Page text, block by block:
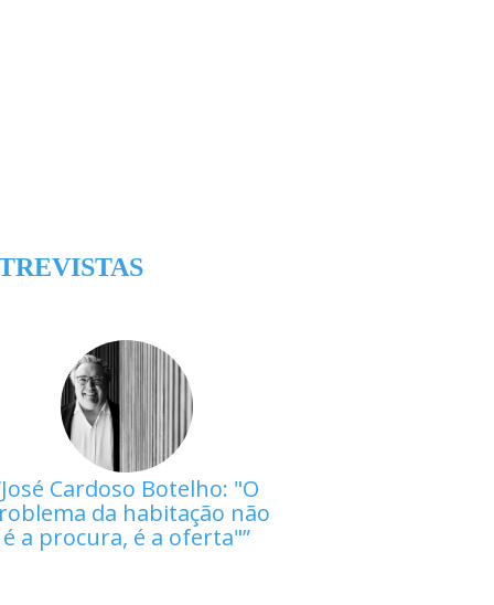
José Cardoso Botelho: "O
da habitação não
é a procura, é a oferta"